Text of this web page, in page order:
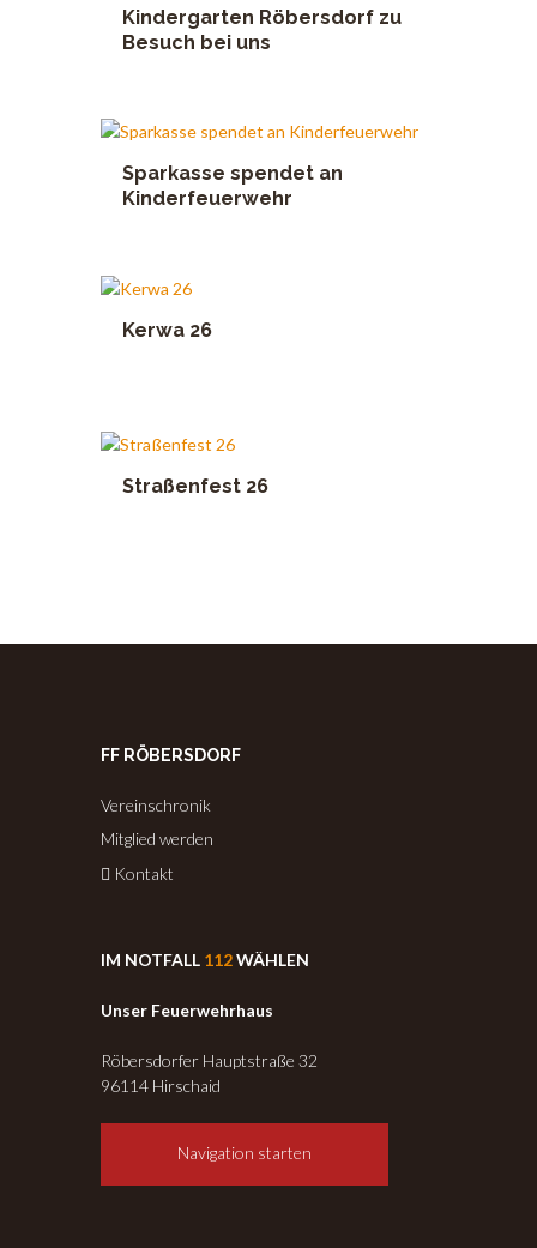
Kindergarten Röbersdorf zu
Besuch bei uns
Sparkasse spendet an
Kinderfeuerwehr
Kerwa 26
Straßenfest 26
FF RÖBERSDORF
Vereinschronik
Mitglied werden
Kontakt
IM NOTFALL 112WÄHLEN
Unser Feuerwehrhaus
Röbersdorfer Hauptstraße 32
96114 Hirschaid
Navigation starten